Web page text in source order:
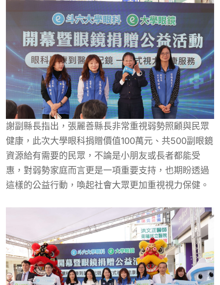
謝副縣長指出，張麗善縣長非常重視弱勢照顧與民眾
健康，此次大學眼科捐贈價值100萬元、共500副眼鏡
資源給有需要的民眾，不論是小朋友或長者都能受
惠，對弱勢家庭而言更是一項重要支持，也期盼透過
這樣的公益行動，喚起社會大眾更加重視視力保健。